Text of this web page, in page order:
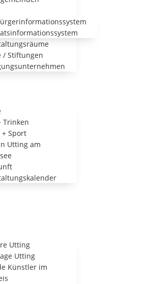
/ Stiftungen
Trinken
+ Sport
Utting am
Utting
Utting
Künstler im